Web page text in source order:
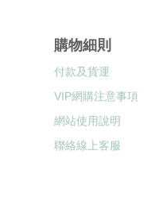
購物細則
付款及貨運
VIP網購注意事項
網站使用說明
聯絡線上客服